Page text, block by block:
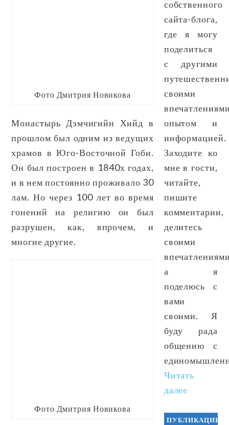
Фото Дмитрия Новикова
Монастырь Дэмчигийн Хийд в
прошлом был одним из ведущих
храмов в Юго-Восточной Гоби.
Он был построен в 1840х годах,
и в нем постоянно проживало 30
лам. Но через 100 лет во время
гонений на религию он был
разрушен, как, впрочем, и
многие другие.
Фото Дмитрия Новикова
собственного
сайта-блога,
где я могу
поделиться
с другими
своими
опытом и
информацией.
Заходите ко
мне в гости,
читайте,
пишите
комментарии,
делитесь
своими
а я
поделюсь с
вами
своими. Я
буду рада
общению с
Читать
далее
ПУБЛИКАЦИИ